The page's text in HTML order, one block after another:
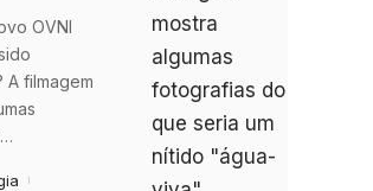
OVNI
A filmagem
…